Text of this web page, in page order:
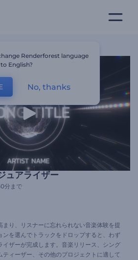
ュアライザー
分まで
まり、リスナーに忘れられない音楽体験を提
ンを選んでトラックをドロップすると、わず
イザーが完成します。音楽リリース、シング
ティーザー、その他のプロジェクトに適して
Renderforest language
to English?
No, thanks